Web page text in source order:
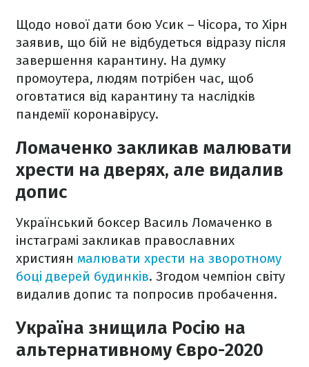
Щодо нової дати бою Усик – Чісора, то Хірн
заявив, що бій не відбудеться відразу після
завершення карантину. На думку
промоутера, людям потрібен час, щоб
оговтатися від карантину та наслідків
пандемії коронавірусу.
Ломаченко закликав малювати
хрести на дверях, але видалив
допис
Український боксер Василь Ломаченко в
інстаграмі закликав православних
християн малювати хрести на зворотному
боці дверей будинків. Згодом чемпіон світу
видалив допис та попросив пробачення.
Україна знищила Росію на
альтернативному Євро-2020